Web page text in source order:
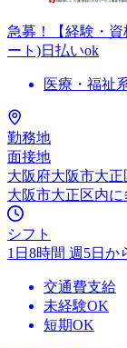
急募！【経験・
ート)日払いok
医療・福祉
勤務地
面接地
大阪府大阪市大正
大阪市大正区内
シフト
1日8時間 週5日か
交通費支給
未経験OK
短期OK